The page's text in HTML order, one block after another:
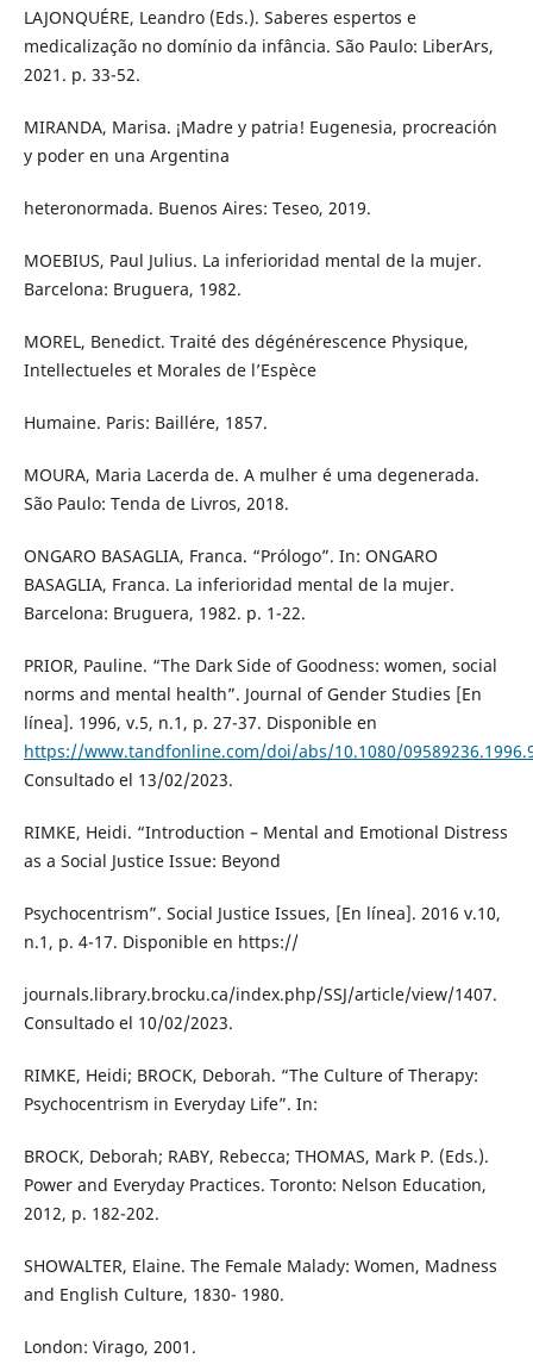
LAJONQUÉRE, Leandro (Eds.). Saberes espertos e
medicalização no domínio da infância. São Paulo: LiberArs,
2021. p. 33-52.
MIRANDA, Marisa. ¡Madre y patria! Eugenesia, procreación
y poder en una Argentina
heteronormada. Buenos Aires: Teseo, 2019.
MOEBIUS, Paul Julius. La inferioridad mental de la mujer.
Barcelona: Bruguera, 1982.
MOREL, Benedict. Traité des dégénérescence Physique,
Intellectueles et Morales de l’Espèce
Humaine. Paris: Baillére, 1857.
MOURA, Maria Lacerda de. A mulher é uma degenerada.
São Paulo: Tenda de Livros, 2018.
ONGARO BASAGLIA, Franca. “Prólogo”. In: ONGARO
BASAGLIA, Franca. La inferioridad mental de la mujer.
Barcelona: Bruguera, 1982. p. 1-22.
PRIOR, Pauline. “The Dark Side of Goodness: women, social
norms and mental health”. Journal of Gender Studies [En
línea]. 1996, v.5, n.1, p. 27-37. Disponible en
https://www.tandfonline.com/doi/abs/10.1080/
Consultado el 13/02/2023.
RIMKE, Heidi. “Introduction – Mental and Emotional Distress
as a Social Justice Issue: Beyond
Psychocentrism”. Social Justice Issues, [En línea]. 2016 v.10,
n.1, p. 4-17. Disponible en https://
journals.library.brocku.ca/index.php/SSJ/article/view/1407.
Consultado el 10/02/2023.
RIMKE, Heidi; BROCK, Deborah. “The Culture of Therapy:
Psychocentrism in Everyday Life”. In:
BROCK, Deborah; RABY, Rebecca; THOMAS, Mark P. (Eds.).
Power and Everyday Practices. Toronto: Nelson Education,
2012, p. 182-202.
SHOWALTER, Elaine. The Female Malady: Women, Madness
and English Culture, 1830- 1980.
London: Virago, 2001.